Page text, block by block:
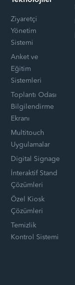
Ziyaretçi
Yönetim
Sistemi
Anket ve
Eğitim
Sistemleri
Toplantı Odası
Bilgilendirme
Ekranı
Multitouch
Uygulamalar
Digital Signage
İnteraktif Stand
Çözümleri
Özel Kiosk
Çözümleri
Temizlik
Kontrol Sistemi